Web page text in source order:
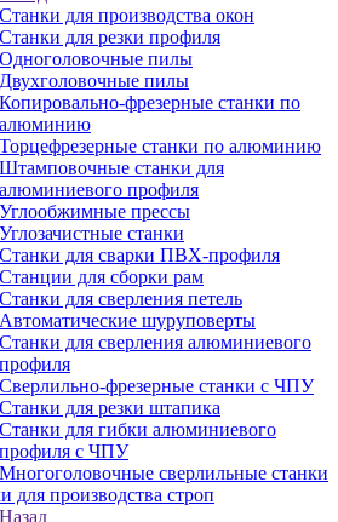
Станки для производства окон
Станки для резки профиля
Одноголовочные пилы
Двухголовочные пилы
Копировально-фрезерные станки по
алюминию
Торцефрезерные станки по алюминию
Штамповочные станки для
алюминиевого профиля
Углообжимные прессы
Углозачистные станки
Станки для сварки ПВХ-профиля
Станции для сборки рам
Станки для сверления петель
Автоматические шуруповерты
Станки для сверления алюминиевого
профиля
Сверлильно-фрезерные станки с ЧПУ
Станки для резки штапика
Станки для гибки алюминиевого
профиля с ЧПУ
Многоголовочные сверлильные станки
для производства строп
Назад